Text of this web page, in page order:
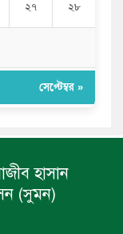
২৭ ২৮
সেপ্টেম্বর »
হাসান
(সুমন)